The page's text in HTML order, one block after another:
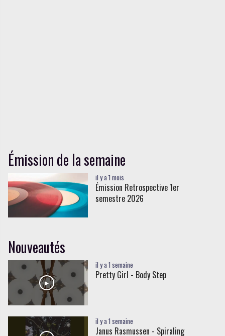
Émission de la semaine
il y a 1 mois
Émission Retrospective 1er
semestre 2026
Nouveautés
il y a 1 semaine
Pretty Girl - Body Step
il y a 1 semaine
Janus Rasmussen - Spiraling